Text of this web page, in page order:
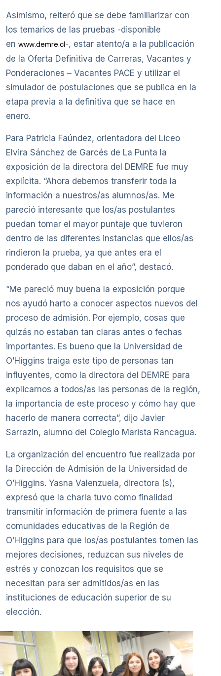
Asimismo, reiteró que se debe familiarizar con
los temarios de las pruebas -disponible
en www.demre.cl-, estar atento/a a la publicación
de la Oferta Definitiva de Carreras, Vacantes y
Ponderaciones – Vacantes PACE y utilizar el
simulador de postulaciones que se publica en la
etapa previa a la definitiva que se hace en
enero.
Para Patricia Faúndez, orientadora del Liceo
Elvira Sánchez de Garcés de La Punta la
exposición de la directora del DEMRE fue muy
explícita. “Ahora debemos transferir toda la
información a nuestros/as alumnos/as. Me
pareció interesante que los/as postulantes
puedan tomar el mayor puntaje que tuvieron
dentro de las diferentes instancias que ellos/as
rindieron la prueba, ya que antes era el
ponderado que daban en el año”, destacó.
“Me pareció muy buena la exposición porque
nos ayudó harto a conocer aspectos nuevos del
proceso de admisión. Por ejemplo, cosas que
quizás no estaban tan claras antes o fechas
importantes. Es bueno que la Universidad de
O’Higgins traiga este tipo de personas tan
influyentes, como la directora del DEMRE para
explicarnos a todos/as las personas de la región,
la importancia de este proceso y cómo hay que
hacerlo de manera correcta”, dijo Javier
Sarrazin, alumno del Colegio Marista Rancagua.
La organización del encuentro fue realizada por
la Dirección de Admisión de la Universidad de
O’Higgins. Yasna Valenzuela, directora (s),
expresó que la charla tuvo como finalidad
transmitir información de primera fuente a las
comunidades educativas de la Región de
O’Higgins para que los/as postulantes tomen las
mejores decisiones, reduzcan sus niveles de
estrés y conozcan los requisitos que se
necesitan para ser admitidos/as en las
instituciones de educación superior de su
elección.